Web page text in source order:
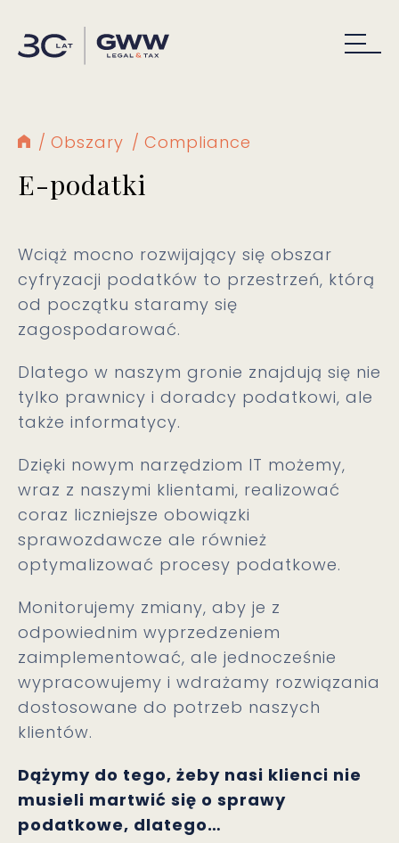
Obszary Compliance
E-podatki
Wciąż mocno rozwijający się obszar
cyfryzacji podatków to przestrzeń, którą
od początku staramy się
zagospodarować.
Dlatego w naszym gronie znajdują się nie
tylko prawnicy i doradcy podatkowi, ale
także informatycy.
Dzięki nowym narzędziom IT możemy,
wraz z naszymi klientami, realizować
coraz liczniejsze obowiązki
sprawozdawcze ale również
optymalizować procesy podatkowe.
Monitorujemy zmiany, aby je z
odpowiednim wyprzedzeniem
zaimplementować, ale jednocześnie
wypracowujemy i wdrażamy rozwiązania
dostosowane do potrzeb naszych
klientów.
Dążymy do tego, żeby nasi klienci nie
musieli martwić się o sprawy
podatkowe, dlatego…